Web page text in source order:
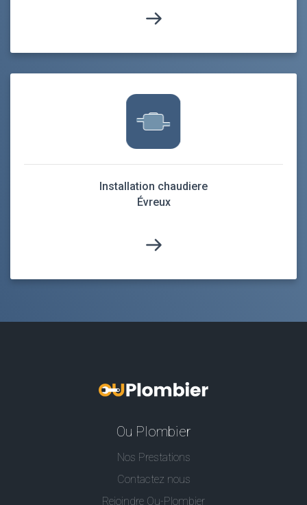
Installation chaudiere
Évreux
Ou Plombier
Nos Prestations
Contactez nous
Rejoindre Ou-Plombier